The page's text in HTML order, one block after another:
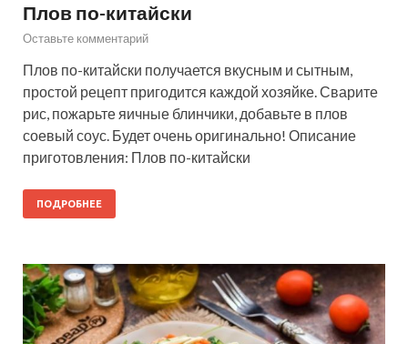
Плов по-китайски
Оставьте комментарий
Плов по-китайски получается вкусным и сытным,
простой рецепт пригодится каждой хозяйке. Сварите
рис, пожарьте яичные блинчики, добавьте в плов
соевый соус. Будет очень оригинально! Описание
приготовления: Плов по-китайски
ПОДРОБНЕЕ